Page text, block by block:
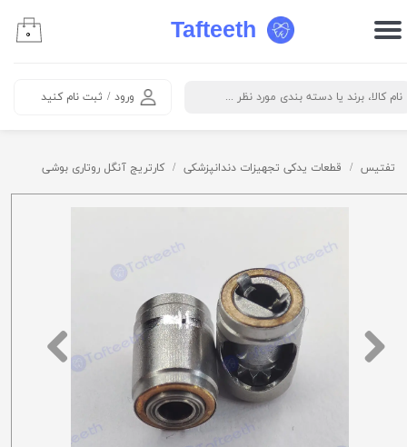
Tafteeth
ورود / ثبت نام کنید
حساب کاربری من
خروج از حساب کاربری
۰
تفتیس قطعات یدکی تجهیزات دندانپزشکی کارتریج آنگل روتاری بوشی